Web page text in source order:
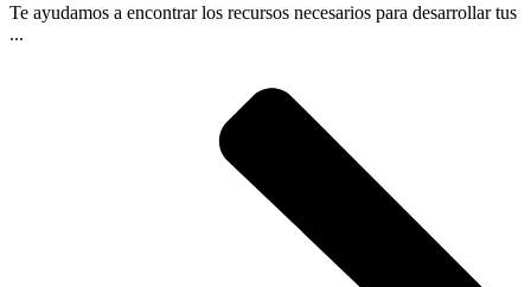
Te ayudamos a encontrar los recursos necesarios para desarrollar tus
...